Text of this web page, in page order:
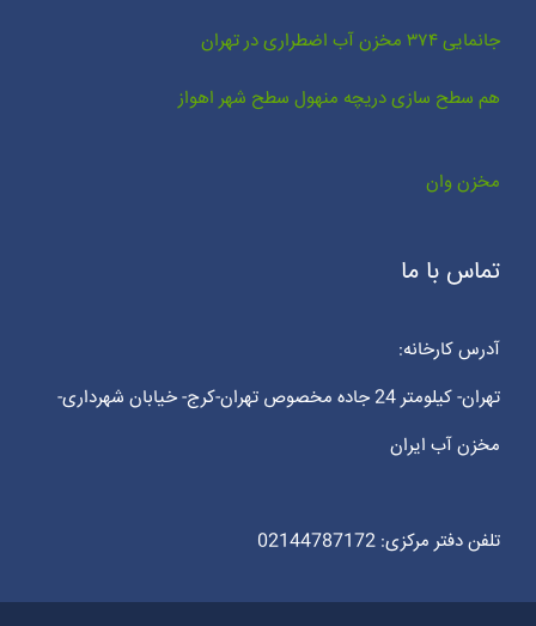
جانمایی ۳۷۴ مخزن آب اضطراری در تهران
هم سطح سازی دریچه منهول سطح شهر اهواز
مخزن وان
تماس با ما
آدرس کارخانه:
تهران- کیلومتر 24 جاده مخصوص تهران-کرج- خیابان شهرداری-
مخزن آب ایران
تلفن دفتر مرکزی: 02144787172